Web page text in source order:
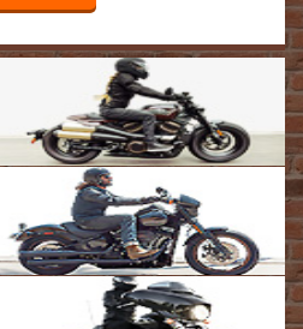
ST · Breakout · Fat Boy · Heritage
Road Glide · Street Glide Ultra · CVO
Road Glide ST